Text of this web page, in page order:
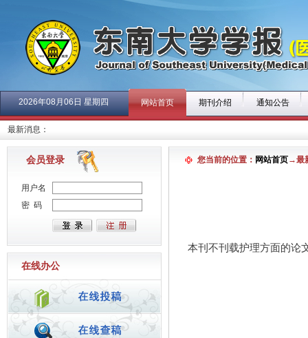
2026年08月06日 星期四 网站首页 期刊介绍 通知公告
最新消息：
会员登录
用户名
密 码
在线办公
您当前的位置： 网站首页→最
本刊不刊载护理方面的论